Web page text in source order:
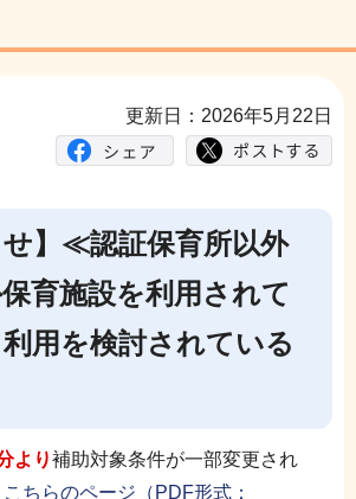
更新日：2026年5月22日
】 ≪認証保育所以外
育施設を利用されて
用を検討されている
より補助対象条件が一部変更され
こちらのページ（PDF形式：